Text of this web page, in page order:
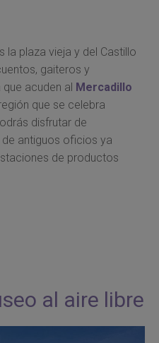
la plaza vieja y del Castillo
gaiteros y
acuden al Mercadillo
que se celebra
disfrutar de
antiguos oficios ya
de productos
al aire libre